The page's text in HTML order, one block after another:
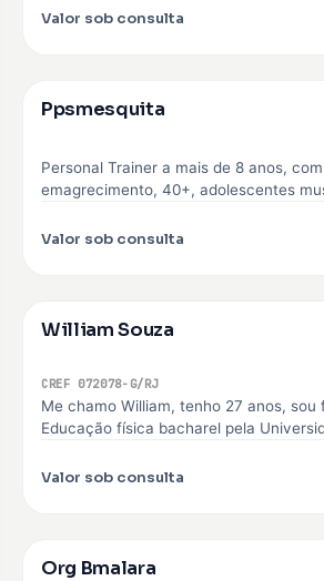
Valor sob consulta
Ppsmesquita
Personal Trainer a mais de 8 anos,
emagrecimento, 40+, adolescentes
Valor sob consulta
William Souza
CREF 072078-G/RJ
Me chamo William, tenho 27 anos, sou
Educação física bacharel pela
Valor sob consulta
Org Bmalara